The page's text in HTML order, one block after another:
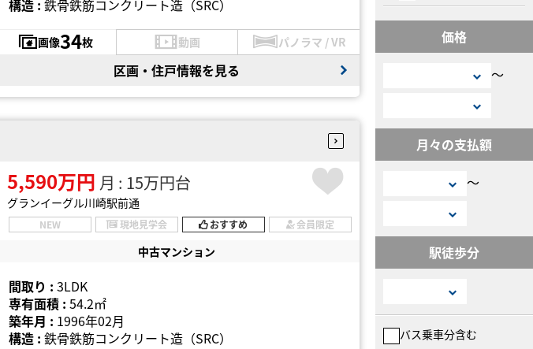
構造 : 鉄骨鉄筋コンクリート造（SRC）
画像34枚 動画 パノラマ / VR
区画・住戸情報を見る
5,590万円 月 : 15万円台
グランイーグル川崎駅前通
NEW 現地見学会 おすすめ 会員限定
中古マンション
間取り : 3LDK
専有面積 : 54.2㎡
築年月 : 1996年02月
構造 : 鉄骨鉄筋コンクリート造（SRC）
価格
〜
月々の支払額
〜
駅徒歩分
バス乗車分含む